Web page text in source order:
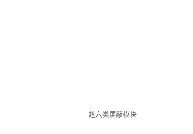
超六类屏蔽模块